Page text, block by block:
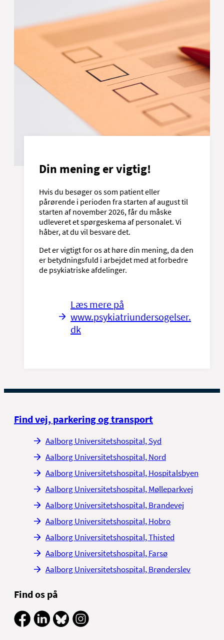
Din mening er vigtig!
Hvis du besøger os som patient eller
pårørende i perioden fra starten af august til
starten af november 2026, får du måske
udleveret et spørgeskema af personalet. Vi
håber, at du vil besvare det.
Det er vigtigt for os at høre din mening, da den
er betydningsfuld i arbejdet med at forbedre
de psykiatriske afdelinger.
Læs mere på
www.psykiatriundersogelser.
dk
Find vej, parkering og transport
Aalborg Universitetshospital, Syd
Aalborg Universitetshospital, Nord
Aalborg Universitetshospital, Hospitalsbyen
Aalborg Universitetshospital, Mølleparkvej
Aalborg Universitetshospital, Brandevej
Aalborg Universitetshospital, Hobro
Aalborg Universitetshospital, Thisted
Aalborg Universitetshospital, Farsø
Aalborg Universitetshospital, Brønderslev
Find os på